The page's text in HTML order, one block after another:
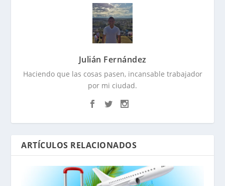
Julián Fernández
Haciendo que las cosas pasen, incansable trabajador
por mi ciudad.
ARTÍCULOS RELACIONADOS